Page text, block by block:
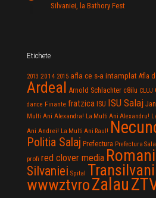
Silvaniei, la Bathory Fest
Etichete
2013 2014 2015 afla ce s-a intamplat Afla
Ardeal Arnold Schlachter c8ilu CLUJ
dance Finante fratzica ISU ISU Salaj
Multi Ani Alexandra! La Multi Ani Alexandru!
Ani Andrei! La Multi Ani Raul!
Politia Salaj Prefectura Prefectura
profi red clover media
Silvaniei Spital
wwwztvroZalau